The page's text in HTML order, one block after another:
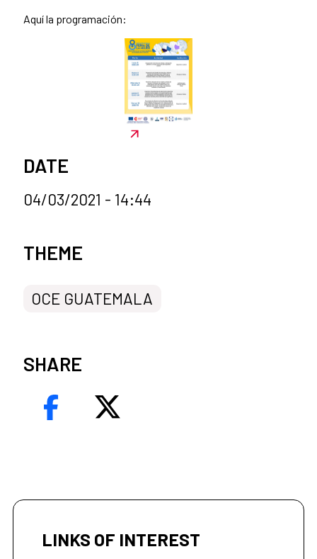
Aquí la programación:
DATE
04/03/2021 - 14:44
News categories
THEME
OCE GUATEMALA
SHARE
LINKS OF INTEREST